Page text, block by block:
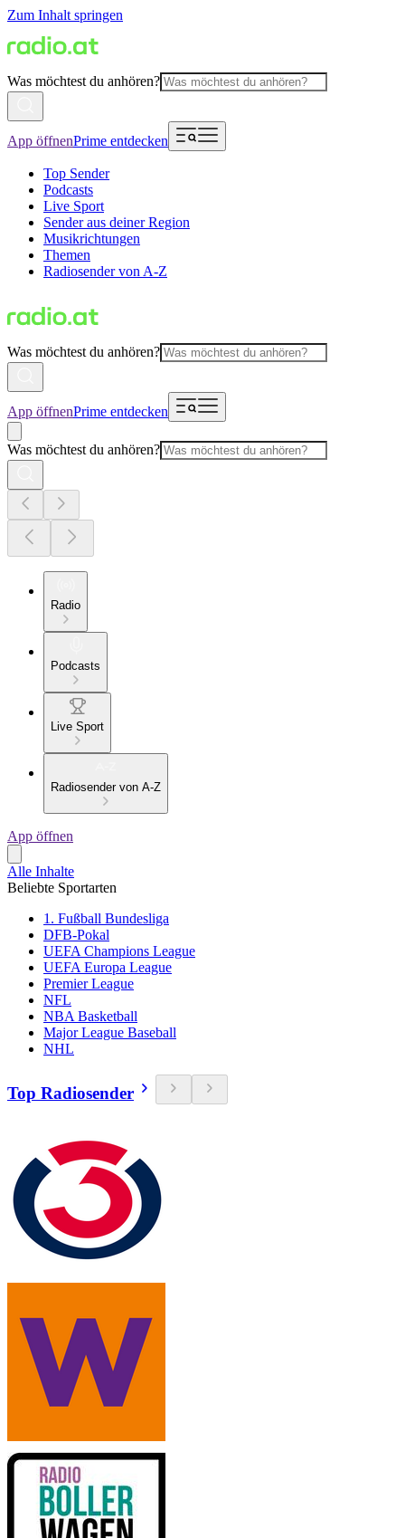
Zum Inhalt springen
Was möchtest du anhören?
App öffnenPrime entdecken
Top Sender
Podcasts
Live Sport
Sender aus deiner Region
Musikrichtungen
Themen
Radiosender von A-Z
Was möchtest du anhören?
App öffnenPrime entdecken
Was möchtest du anhören?
Radio
Podcasts
Live Sport
Radiosender von A-Z
App öffnen
Alle Inhalte
Beliebte Sportarten
1. Fußball Bundesliga
DFB-Pokal
UEFA Champions League
UEFA Europa League
Premier League
NFL
NBA Basketball
Major League Baseball
NHL
Top Radiosender